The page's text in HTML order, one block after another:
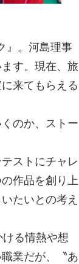
』。河島理事
す。現在、旅
来てもらえる
のか、ストー
ストにチャレ
作品を創り上
たいとの考え
る情熱や想
業だが、〝あ